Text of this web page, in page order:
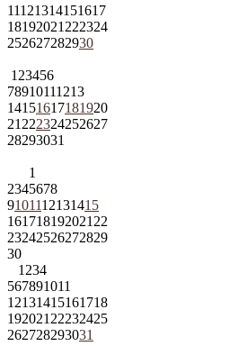
11121314151617
18192021 222324
252627282930
1 23456
78910111213
14151617181920
21 222324252627
28293031
1
2345678
9101112131415
161718192021 22
23242526272829
30
1 234
567891011
12131415161718
192021 22232425
262728293031